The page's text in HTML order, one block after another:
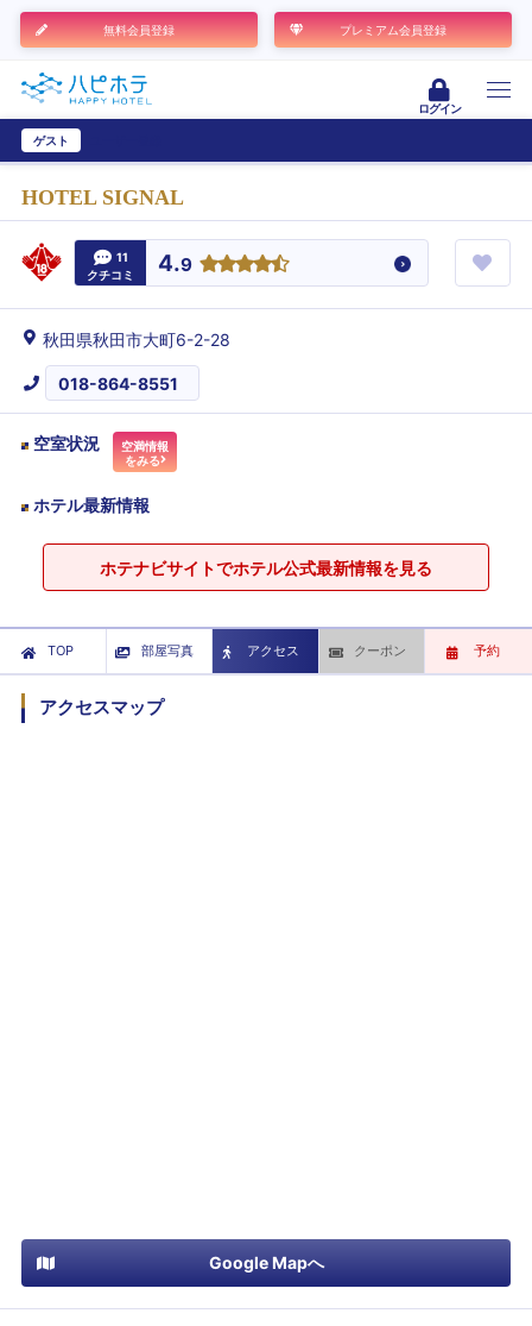
無料会員登録 プレミアム会員登録
ログイン
ゲスト
HOTEL SIGNAL
11
クチコミ
4.9
秋田県秋田市大町6-2-28
018-864-8551
空室状況
空満情報
をみる
ホテル最新情報
ホテナビサイトでホテル公式最新情報を見る
TOP 部屋写真 アクセス クーポン 予約
アクセスマップ
Google Mapへ